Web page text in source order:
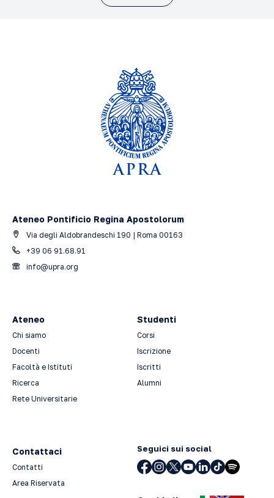
Ateneo Pontificio Regina Apostolorum
Via degli Aldobrandeschi 190 | Roma 00163
+39 06 91.68.91
info@upra.org
Ateneo
Chi siamo
Docenti
Facoltà e Istituti
Ricerca
Rete Universitarie
Studenti
Corsi
Iscrizione
Iscritti
Alumni
Contattaci
Contatti
Area Riservata
Seguici sui social